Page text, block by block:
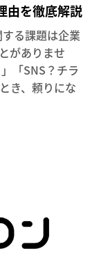
由を徹底解説
る課題は企業
がありませ
「SNS？チラ
き、頼りにな